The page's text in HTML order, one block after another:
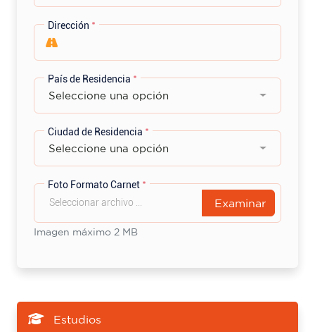
Dirección *
País de Residencia *
Seleccione una opción
Ciudad de Residencia *
Seleccione una opción
Foto Formato Carnet *
Examinar
Imagen máximo 2 MB
Estudios